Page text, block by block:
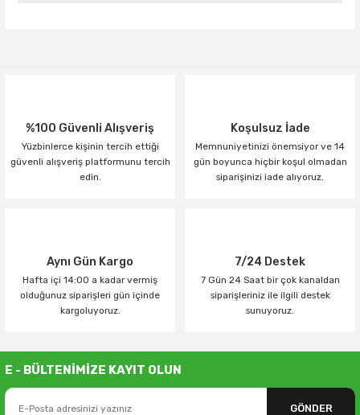
%100 Güvenli Alışveriş
Yüzbinlerce kişinin tercih ettiği
güvenli alışveriş platformunu tercih
edin.
Koşulsuz İade
Memnuniyetinizi önemsiyor ve 14
gün boyunca hiçbir koşul olmadan
siparişinizi iade alıyoruz.
Aynı Gün Kargo
Hafta içi 14:00 a kadar vermiş
olduğunuz siparişleri gün içinde
kargoluyoruz.
7/24 Destek
7 Gün 24 Saat bir çok kanaldan
siparişleriniz ile ilgili destek
sunuyoruz.
E - BÜLTENİMİZE KAYIT OLUN
GÖNDER